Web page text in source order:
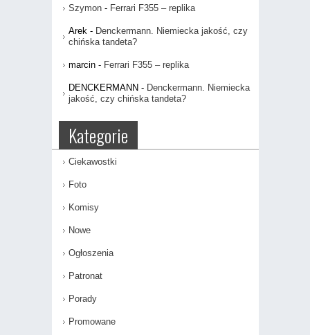
Szymon- Ferrari F355 – replika
Arek- Denckermann. Niemiecka jakość, czy
chińska tandeta?
marcin- Ferrari F355 – replika
DENCKERMANN - Denckermann. Niemiecka
jakość, czy chińska tandeta?
Kategorie
Ciekawostki
Foto
Komisy
Nowe
Ogłoszenia
Patronat
Porady
Promowane